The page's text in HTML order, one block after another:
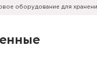
оборудование для